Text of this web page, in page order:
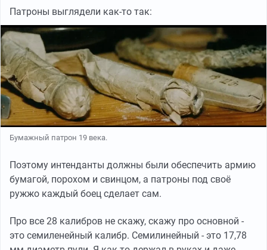
Патроны выглядели как-то так:
Бумажный патрон 19 века.
Поэтому интенданты должны были обеспечить армию
бумагой, порохом и свинцом, а патроны под своё
ружжо каждый боец сделает сам.
Про все 28 калибров не скажу, скажу про основной -
это семиленейный калибр. Семилинейный - это 17,78